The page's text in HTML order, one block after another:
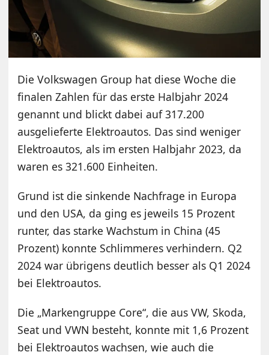
Die Volkswagen Group hat diese Woche die
finalen Zahlen für das erste Halbjahr 2024
genannt und blickt dabei auf 317.200
ausgelieferte Elektroautos. Das sind weniger
Elektroautos, als im ersten Halbjahr 2023, da
waren es 321.600 Einheiten.
Grund ist die sinkende Nachfrage in Europa
und den USA, da ging es jeweils 15 Prozent
runter, das starke Wachstum in China (45
Prozent) konnte Schlimmeres verhindern. Q2
2024 war übrigens deutlich besser als Q1 2024
bei Elektroautos.
Die „Markengruppe Core“, die aus VW, Skoda,
Seat und VWN besteht, konnte mit 1,6 Prozent
bei Elektroautos wachsen, wie auch die